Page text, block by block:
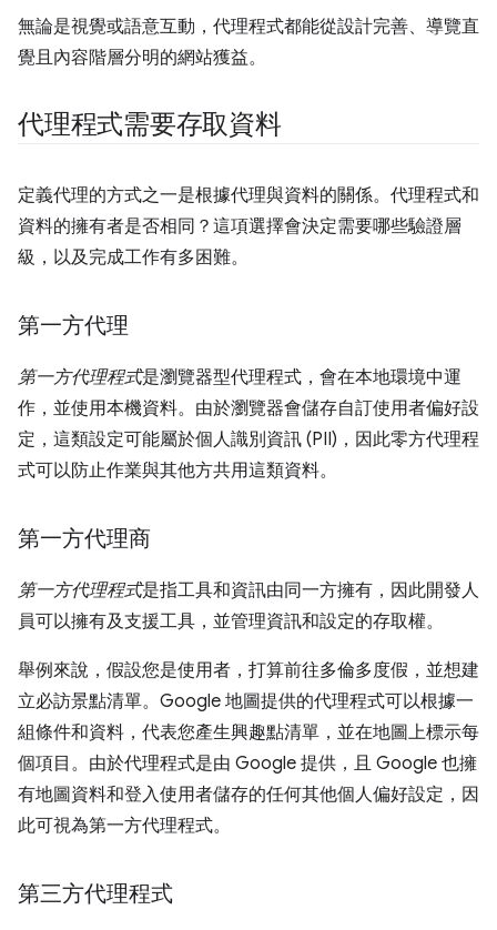
無論是視覺或語意互動，代理程式都能從設計完善、導覽直
覺且內容階層分明的網站獲益。
代理程式需要存取資料
定義代理的方式之一是根據代理與資料的關係。代理程式和
資料的擁有者是否相同？這項選擇會決定需要哪些驗證層
級，以及完成工作有多困難。
第一方代理
第一方代理程式是瀏覽器型代理程式，會在本地環境中運
作，並使用本機資料。由於瀏覽器會儲存自訂使用者偏好設
定，這類設定可能屬於個人識別資訊 (PII)，因此零方代理程
式可以防止作業與其他方共用這類資料。
第一方代理商
第一方代理程式是指工具和資訊由同一方擁有，因此開發人
員可以擁有及支援工具，並管理資訊和設定的存取權。
舉例來說，假設您是使用者，打算前往多倫多度假，並想建
立必訪景點清單。Google 地圖提供的代理程式可以根據一
組條件和資料，代表您產生興趣點清單，並在地圖上標示每
個項目。由於代理程式是由 Google 提供，且 Google 也擁
有地圖資料和登入使用者儲存的任何其他個人偏好設定，因
此可視為第一方代理程式。
第三方代理程式